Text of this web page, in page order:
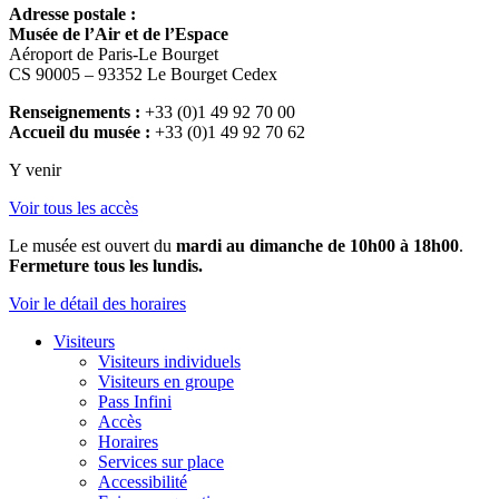
Adresse postale :
Musée de l’Air et de l’Espace
Aéroport de Paris-Le Bourget
CS 90005 – 93352 Le Bourget Cedex
Renseignements : +33 (0)1 49 92 70 00
Accueil du musée : +33 (0)1 49 92 70 62
Y venir
Voir tous les accès
Le musée est ouvert du mardi au dimanche de 10h00 à 18h00.
Fermeture tous les lundis.
Voir le détail des horaires
Visiteurs
Visiteurs individuels
Visiteurs en groupe
Pass Infini
Accès
Horaires
Services sur place
Accessibilité